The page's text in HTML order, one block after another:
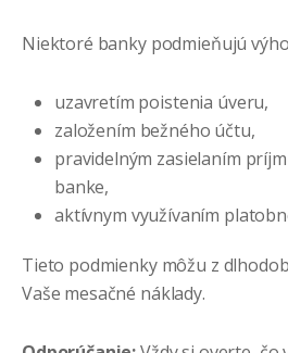
Niektoré banky podmieňujú
uzavretím poistenia úveru,
založením bežného účtu,
pravidelným zasielaním
banke,
aktívnym využívaním
Tieto podmienky môžu z
Vaše mesačné náklady.